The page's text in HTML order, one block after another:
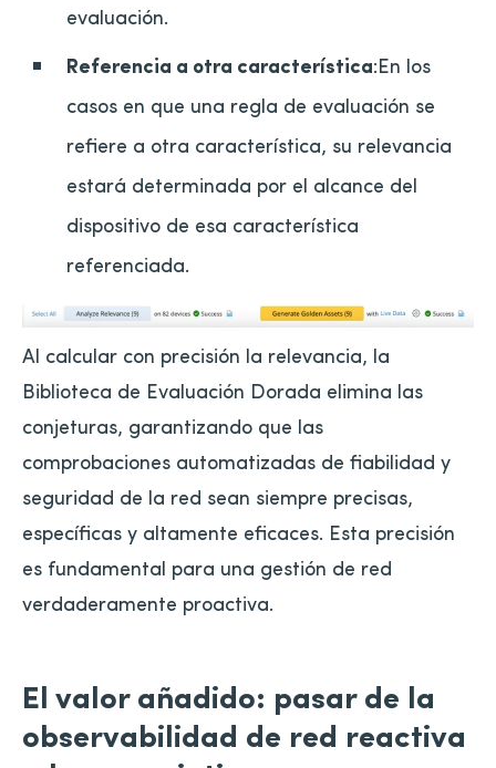
evaluación.
Referencia a otra característica:En los
casos en que una regla de evaluación se
refiere a otra característica, su relevancia
estará determinada por el alcance del
dispositivo de esa característica
referenciada.
Al calcular con precisión la relevancia, la
Biblioteca de Evaluación Dorada elimina las
conjeturas, garantizando que las
comprobaciones automatizadas de fiabilidad y
seguridad de la red sean siempre precisas,
específicas y altamente eficaces. Esta precisión
es fundamental para una gestión de red
verdaderamente proactiva.
El valor añadido: pasar de la
observabilidad de red reactiva